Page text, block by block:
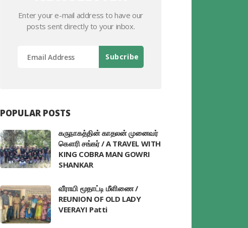
Enter your e-mail address to have our
posts sent directly to your inbox.
POPULAR POSTS
கருநாகத்தின் காதலன் முனைவர்
கௌரி சங்கர் / A TRAVEL WITH
KING COBRA MAN GOWRI
SHANKAR
வீராயி மூதாட்டி மீளிணை /
REUNION OF OLD LADY
VEERAYI Patti